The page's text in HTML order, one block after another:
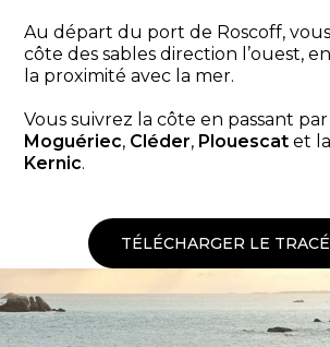
Au départ du port de Roscoff,
côte des sables direction l’ouest,
la proximité avec la mer.
Vous suivrez la côte en passant
Moguériec, Cléder, Plouescat et la
Kernic.
TÉLÉCHARGER LE